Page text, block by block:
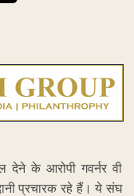
के आरोपी गवर्नर वी
प्रचारक रहे हैं। ये संघ